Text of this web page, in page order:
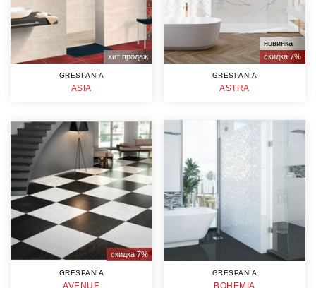
хит продаж
GRESPANIA
ASIA
новинка
скидка 7%
GRESPANIA
ASTRA
скидка 7%
GRESPANIA
AVENUE
GRESPANIA
BOHEMIA